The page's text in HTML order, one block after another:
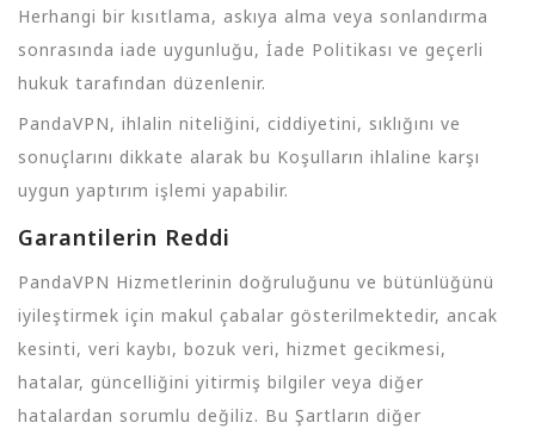
Herhangi bir kısıtlama, askıya alma veya sonlandırma
sonrasında iade uygunluğu, İade Politikası ve geçerli
hukuk tarafından düzenlenir.
PandaVPN, ihlalin niteliğini, ciddiyetini, sıklığını ve
sonuçlarını dikkate alarak bu Koşulların ihlaline karşı
uygun yaptırım işlemi yapabilir.
Garantilerin Reddi
PandaVPN Hizmetlerinin doğruluğunu ve bütünlüğünü
iyileştirmek için makul çabalar gösterilmektedir, ancak
kesinti, veri kaybı, bozuk veri, hizmet gecikmesi,
hatalar, güncelliğini yitirmiş bilgiler veya diğer
hatalardan sorumlu değiliz. Bu Şartların diğer